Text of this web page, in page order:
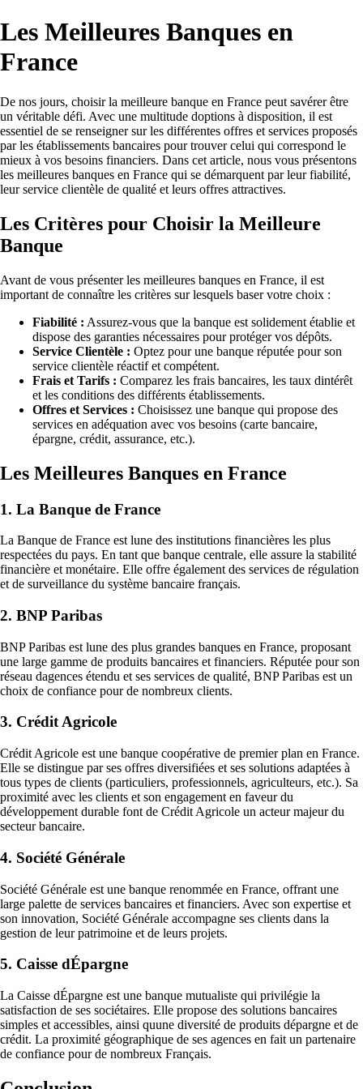
Les Meilleures Banques en
France
De nos jours, choisir la meilleure banque en France peut savérer être
un véritable défi. Avec une multitude doptions à disposition, il est
essentiel de se renseigner sur les différentes offres et services proposés
par les établissements bancaires pour trouver celui qui correspond le
mieux à vos besoins financiers. Dans cet article, nous vous présentons
les meilleures banques en France qui se démarquent par leur fiabilité,
leur service clientèle de qualité et leurs offres attractives.
Les Critères pour Choisir la Meilleure
Banque
Avant de vous présenter les meilleures banques en France, il est
important de connaître les critères sur lesquels baser votre choix :
Fiabilité : Assurez-vous que la banque est solidement établie et
dispose des garanties nécessaires pour protéger vos dépôts.
Service Clientèle : Optez pour une banque réputée pour son
service clientèle réactif et compétent.
Frais et Tarifs : Comparez les frais bancaires, les taux dintérêt
et les conditions des différents établissements.
Offres et Services : Choisissez une banque qui propose des
services en adéquation avec vos besoins (carte bancaire,
épargne, crédit, assurance, etc.).
Les Meilleures Banques en France
1. La Banque de France
La Banque de France est lune des institutions financières les plus
respectées du pays. En tant que banque centrale, elle assure la stabilité
financière et monétaire. Elle offre également des services de régulation
et de surveillance du système bancaire français.
2. BNP Paribas
BNP Paribas est lune des plus grandes banques en France, proposant
une large gamme de produits bancaires et financiers. Réputée pour son
réseau dagences étendu et ses services de qualité, BNP Paribas est un
choix de confiance pour de nombreux clients.
3. Crédit Agricole
Crédit Agricole est une banque coopérative de premier plan en France.
Elle se distingue par ses offres diversifiées et ses solutions adaptées à
tous types de clients (particuliers, professionnels, agriculteurs, etc.). Sa
proximité avec les clients et son engagement en faveur du
développement durable font de Crédit Agricole un acteur majeur du
secteur bancaire.
4. Société Générale
Société Générale est une banque renommée en France, offrant une
large palette de services bancaires et financiers. Avec son expertise et
son innovation, Société Générale accompagne ses clients dans la
gestion de leur patrimoine et de leurs projets.
5. Caisse dÉpargne
La Caisse dÉpargne est une banque mutualiste qui privilégie la
satisfaction de ses sociétaires. Elle propose des solutions bancaires
simples et accessibles, ainsi quune diversité de produits dépargne et de
crédit. La proximité géographique de ses agences en fait un partenaire
de confiance pour de nombreux Français.